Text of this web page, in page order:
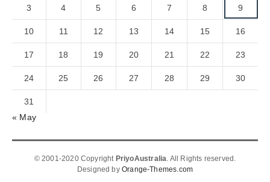
3 4 5 6 7 8 9
10 11 12 13 14 15 16
17 18 19 20 21 22 23
24 25 26 27 28 29 30
31
« May
© 2001-2020 Copyright PriyoAustralia. All Rights reserved.
Designed byOrange-Themes.com